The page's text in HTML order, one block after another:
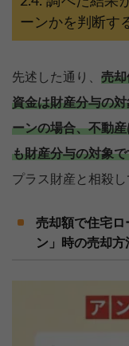
ーンかを判断す
先述した通り、 売却
資金は財産分与の
ーンの場合、不動
も財産分与の対象で
プラス財産と相殺
売却額で住宅ロ
ン」時の売却方